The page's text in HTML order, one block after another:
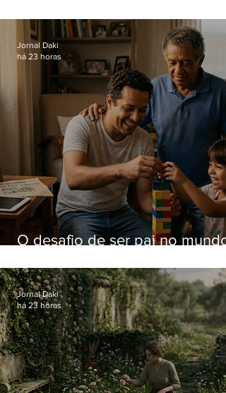
Hospital do Andaraí
O desafio de ser pai no mundo
Jornal Daki
há 23 horas
Jornal Daki
há 23 horas